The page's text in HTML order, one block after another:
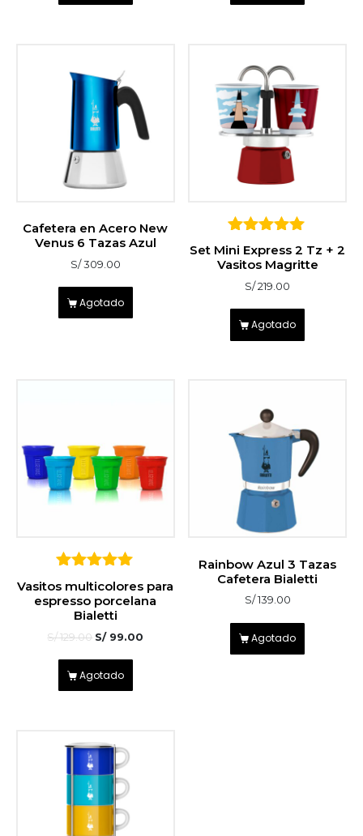
Cafetera en Acero New
Venus 6 Tazas Azul
S/309.00
Agotado
sobre 5
Set Mini Express 2 Tz + 2
Vasitos Magritte
S/219.00
Agotado
5
sobre 5
Vasitos multicolores para
espresso porcelana
Bialetti
S/129.00 S/99.00
Agotado
Rainbow Azul 3 Tazas
Cafetera Bialetti
S/139.00
Agotado